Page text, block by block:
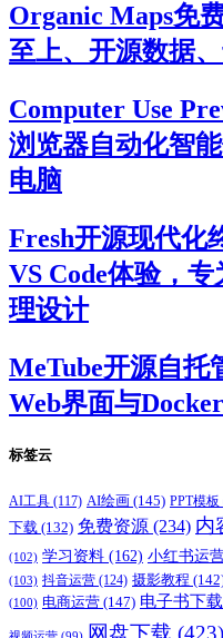
Organic Maps免
至上、开源数据
Computer Use
浏览器自动化智
电脑
Fresh开源现代化
VS Code体验，
理设计
MeTube开源自托
Web界面与
标签云
AI工具 (117) AI绘画 (145) PPT模板
下载 (132) 免费资源 (234) 内
(102) 学习资料 (162) 小红书运
(103) 抖音运营 (124) 摄影教程
(100) 电商运营 (147) 电子书下载